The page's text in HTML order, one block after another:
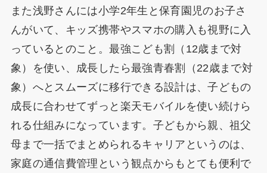
また浅野さんには小学2年生と保育園児のお子さ
んがいて、キッズ携帯やスマホの購入も視野に入
っているとのこと。最強こども割（12歳まで対
象）を使い、成長したら最強青春割（22歳まで対
象）へとスムーズに移行できる設計は、子どもの
成長に合わせてずっと楽天モバイルを使い続けら
れる仕組みになっています。子どもから親、祖父
母まで一括でまとめられるキャリアというのは、
家庭の通信費管理という観点からもとても便利で